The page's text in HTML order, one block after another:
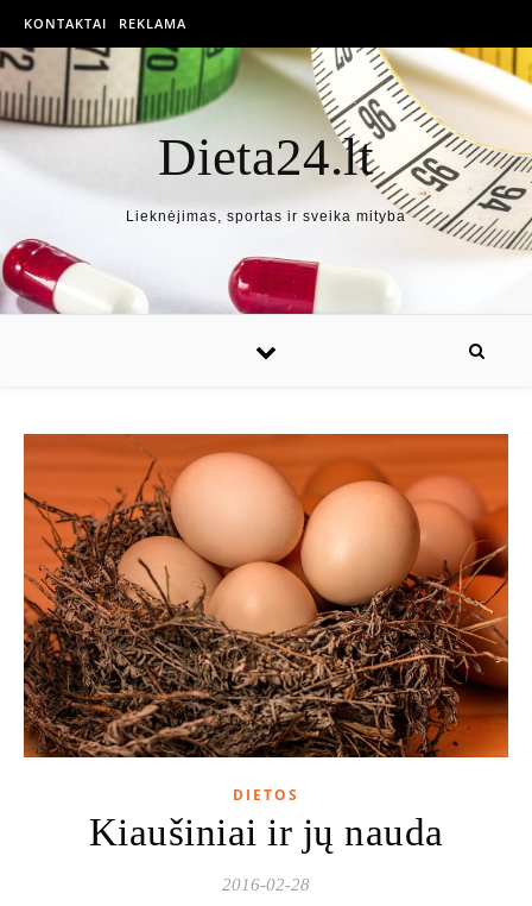
KONTAKTAI REKLAMA
Dieta24.lt
Lieknėjimas, sportas ir sveika mityba
DIETOS
Kiaušiniai ir jų nauda
2016-02-28